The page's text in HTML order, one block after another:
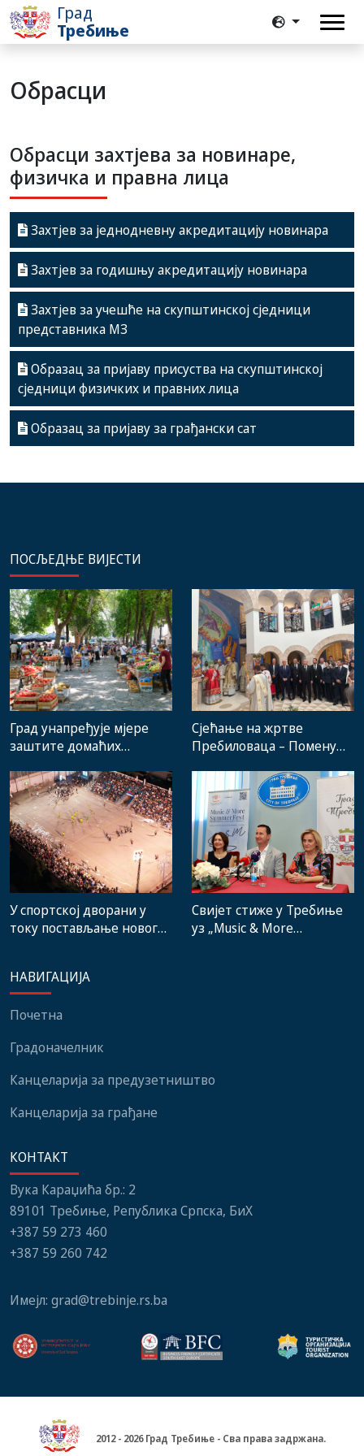
Град
Требиње
Обрасци
Обрасци захтјева за новинаре,
физичка и правна лица
Захтјев за једнодневну акредитацију новинара
Захтјев за годишњу акредитацију новинара
Захтјев за учешће на скупштинској сједници
представника МЗ
Образац за пријаву присуства на скупштинској
сједници физичких и правних лица
Образац за пријаву за грађански сат
ПОСЉЕДЊЕ ВИЈЕСТИ
Град унапређује мјере
заштите домаћих
градске пијаце
Сјећање на жртве
Пребиловаца – Помену
представници
институција, локалних
заједница и грађани
У спортској дворани у
току постављање новог
нови мобилијар
Свијет стиже у Требиње
уз „Music & More
НАВИГАЦИЈА
Почетна
Градоначелник
Канцеларија за предузетништво
Канцеларија за грађане
КОНТАКТ
Вука Караџића бр.: 2
89101 Требиње, Република Српска, БиХ
+387 59 273 460
+387 59 260 742
Имејл: grad@trebinje.rs.ba
2012 - 2026 Град Требиње - Сва права задржана.